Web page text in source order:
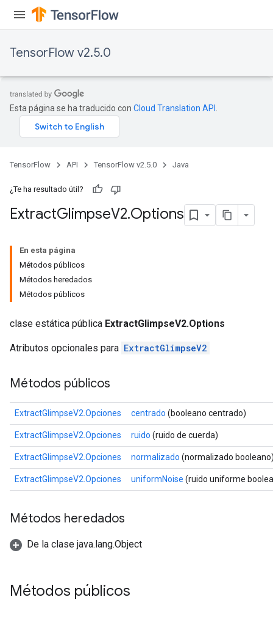
TensorFlow v2.5.0
Esta página se ha traducido con Cloud Translation API
TensorFlow API TensorFlow v2.5.0 Java
¿Te ha resultado útil?
ExtractGlimpseV2.Options
En esta página
Métodos públicos
Métodos heredados
Métodos públicos
clase estática pública ExtractGlimpseV2.Options
Atributos opcionales para ExtractGlimpseV2
Métodos públicos
ExtractGlimpseV2.Opciones centrado (booleano centrado)
ExtractGlimpseV2.Opciones ruido (ruido de cuerda)
ExtractGlimpseV2.Opciones normalizado (normalizado
ExtractGlimpseV2.Opciones uniformNoise (ruido uniforme
Métodos heredados
De la clase java.lang.Object
Métodos públicos